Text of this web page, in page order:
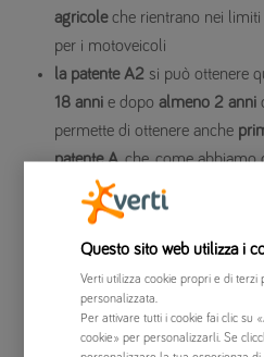
agricoleche rientrano nei limiti
per i motoveicoli
la patente A2 si può ottenere
18 anni e dopo almeno 2 anni
permette di ottenere anche
patente A, che, come abbiamo
condurre tutti i veicoli
Inoltre, la patente A2 abilita alla
rientrano sotto le patenti AM e
documento potrai inoltre
a 35 kWe rapporto peso/
kW/kg.
Questo sito web utilizza i
Verti utilizza cookie propri e di terzi
personalizzata.
Per attivare tutti i cookie fai clic su
cookie» per personalizzarli. Se